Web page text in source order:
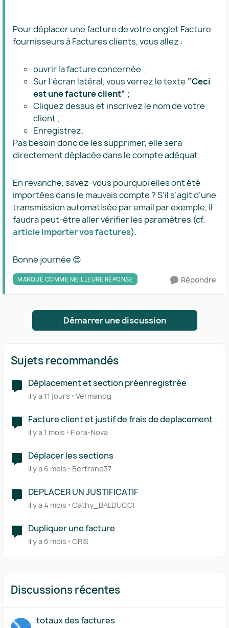
Pour déplacer une facture de votre onglet Facture
fournisseurs à Factures clients, vous allez :
ouvrir la facture concernée ;
Sur l’écran latéral, vous verrez le texte “Ceci
est une facture client” ;
Cliquez dessus et inscrivez le nom de votre
client ;
Enregistrez.
Pas besoin donc de les supprimer, elle sera
directement déplacée dans le compte adéquat
En revanche, savez-vous pourquoi elles ont été
importées dans le mauvais compte ? S’il s’agit d’une
transmission automatisée par email par exemple, il
faudra peut-être aller vérifier les paramètres (cf.
article Importer vos factures).
Bonne journée 😊
MARQUÉ COMME MEILLEURE RÉPONSE Répondre
Démarrer une discussion
Sujets recommandés
Déplacement et section préenregistrée
il y a 11 jours Vermandg
Facture client et justif de frais de deplacement
il y a 1 mois Flora-Nova
Déplacer les sections
il y a 6 mois Bertrand37
DEPLACER UN JUSTIFICATIF
il y a 4 mois Cathy_BALDUCCI
Dupliquer une facture
il y a 6 mois CRIS
Discussions récentes
totaux des factures